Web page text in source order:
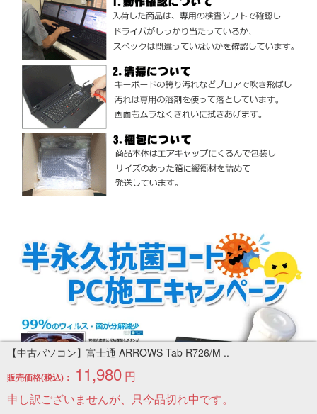
【中古パソコン】富士通 ARROWS Tab R726/M ..
販売価格(税込)： 11,980 円
申し訳ございませんが、只今品切れ中です。